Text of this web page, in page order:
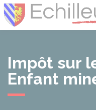
Impôt sur
Enfant